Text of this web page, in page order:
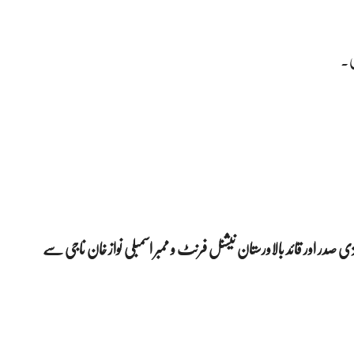
صدر اور قائد بالاورستان نیشنل فرنٹ و ممبر اسمبلی نواز خان ناجی سے